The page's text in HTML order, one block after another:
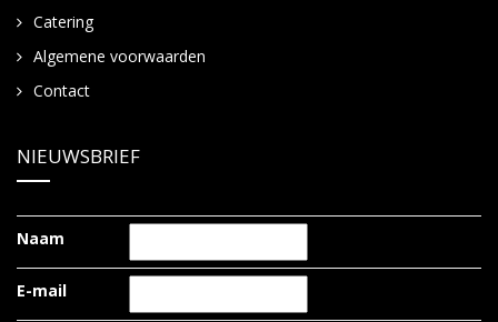
Catering
Algemene voorwaarden
Contact
NIEUWSBRIEF
Naam
E-mail